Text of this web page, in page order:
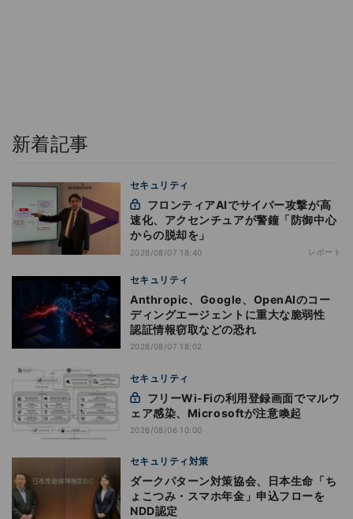
新着記事
セキュリティ
速化、アクセンチュアが警鐘「防御中心
からの脱却を」
2026/08/07 18:40 レポート
セキュリティ
Anthropic、Google、OpenAIのコー
ディングエージェントに重大な脆弱性
認証情報窃取などの恐れ
2026/08/07 18:02
セキュリティ
ェア感染、Microsoftが注意喚起
2026/08/06 10:00
セキュリティ対策
ダークパターン対策協会、日本生命「ち
ょこつみ・スマホ年金」申込フローを
NDD認定